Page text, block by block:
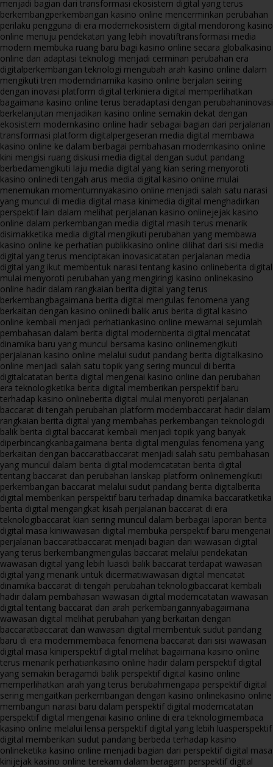
menjadi bagian dari transformasi ekosistem digital yang terus
berkembangperkembangan kasino online mencerminkan perubahan
perilaku pengguna di era modernekosistem digital mendorong kasino
online menuju pendekatan yang lebih inovatiftransformasi media
modern membuka ruang baru bagi kasino online secara globalkasino
online dan adaptasi teknologi menjadi cerminan perubahan era
digitalperkembangan teknologi mengubah arah kasino online dalam
mengikuti tren moderndinamika kasino online berjalan seiring
dengan inovasi platform digital terkiniera digital memperlihatkan
bagaimana kasino online terus beradaptasi dengan perubahaninovasi
berkelanjutan menjadikan kasino online semakin dekat dengan
ekosistem modernkasino online hadir sebagai bagian dari perjalanan
transformasi platform digitalpergeseran media digital membawa
kasino online ke dalam berbagai pembahasan modernkasino online
kini mengisi ruang diskusi media digital dengan sudut pandang
berbedamengikuti laju media digital yang kian sering menyoroti
kasino onlinedi tengah arus media digital kasino online mulai
menemukan momentumnyakasino online menjadi salah satu narasi
yang muncul di media digital masa kinimedia digital menghadirkan
perspektif lain dalam melihat perjalanan kasino onlinejejak kasino
online dalam perkembangan media digital masih terus menarik
disimakketika media digital mengikuti perubahan yang membawa
kasino online ke perhatian publikkasino online dilihat dari sisi media
digital yang terus menciptakan inovasicatatan perjalanan media
digital yang ikut membentuk narasi tentang kasino onlineberita digital
mulai menyoroti perubahan yang mengiringi kasino onlinekasino
online hadir dalam rangkaian berita digital yang terus
berkembangbagaimana berita digital mengulas fenomena yang
berkaitan dengan kasino onlinedi balik arus berita digital kasino
online kembali menjadi perhatiankasino online mewarnai sejumlah
pembahasan dalam berita digital modernberita digital mencatat
dinamika baru yang muncul bersama kasino onlinemengikuti
perjalanan kasino online melalui sudut pandang berita digitalkasino
online menjadi salah satu topik yang sering muncul di berita
digitalcatatan berita digital mengenai kasino online dan perubahan
era teknologiketika berita digital memberikan perspektif baru
terhadap kasino onlineberita digital mulai menyoroti perjalanan
baccarat di tengah perubahan platform modernbaccarat hadir dalam
rangkaian berita digital yang membahas perkembangan teknologidi
balik berita digital baccarat kembali menjadi topik yang banyak
diperbincangkanbagaimana berita digital mengulas fenomena yang
berkaitan dengan baccaratbaccarat menjadi salah satu pembahasan
yang muncul dalam berita digital moderncatatan berita digital
tentang baccarat dan perubahan lanskap platform onlinemengikuti
perkembangan baccarat melalui sudut pandang berita digitalberita
digital memberikan perspektif baru terhadap dinamika baccaratketika
berita digital mengangkat kisah perjalanan baccarat di era
teknologibaccarat kian sering muncul dalam berbagai laporan berita
digital masa kiniwawasan digital membuka perspektif baru mengenai
perjalanan baccaratbaccarat menjadi bagian dari wawasan digital
yang terus berkembangmengulas baccarat melalui pendekatan
wawasan digital yang lebih luasdi balik baccarat terdapat wawasan
digital yang menarik untuk dicermatiwawasan digital mencatat
dinamika baccarat di tengah perubahan teknologibaccarat kembali
hadir dalam pembahasan wawasan digital moderncatatan wawasan
digital tentang baccarat dan arah perkembangannyabagaimana
wawasan digital melihat perubahan yang berkaitan dengan
baccaratbaccarat dan wawasan digital membentuk sudut pandang
baru di era modernmembaca fenomena baccarat dari sisi wawasan
digital masa kiniperspektif digital melihat bagaimana kasino online
terus menarik perhatiankasino online hadir dalam perspektif digital
yang semakin beragamdi balik perspektif digital kasino online
memperlihatkan arah yang terus berubahmengapa perspektif digital
sering mengaitkan perkembangan dengan kasino onlinekasino online
membangun narasi baru dalam perspektif digital moderncatatan
perspektif digital mengenai kasino online di era teknologimembaca
kasino online melalui lensa perspektif digital yang lebih luasperspektif
digital memberikan sudut pandang berbeda terhadap kasino
onlineketika kasino online menjadi bagian dari perspektif digital masa
kinijejak kasino online terekam dalam beragam perspektif digital